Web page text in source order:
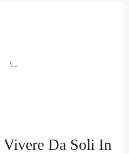
Vivere Da Soli In